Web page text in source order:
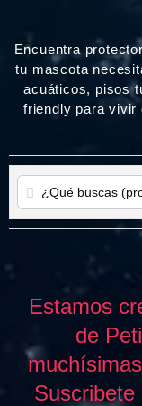
Encuentra
tu mascota
acuáticos, pisos
friendly para vivir
Estamos
de
Suscribete